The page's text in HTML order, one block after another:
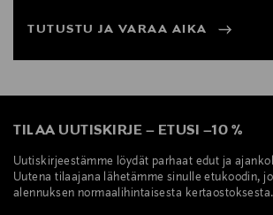
TUTUSTU JA VARAA AIKA
TILAA UUTISKIRJE – ETUSI –10 %
Uutiskirjeestämme löydät parhaat edut ja
Uutena tilaajana lähetämme sinulle etukoodin,
alennuksen normaalihintaisesta kertaostoksesta.